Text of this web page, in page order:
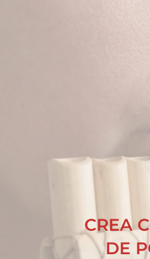
CREA
DE